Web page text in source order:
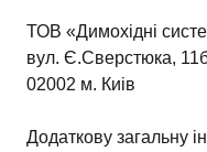
ТОВ «Димохідні
вул. Є.Сверстюка,
02002 м. Киів
Додаткову загальну